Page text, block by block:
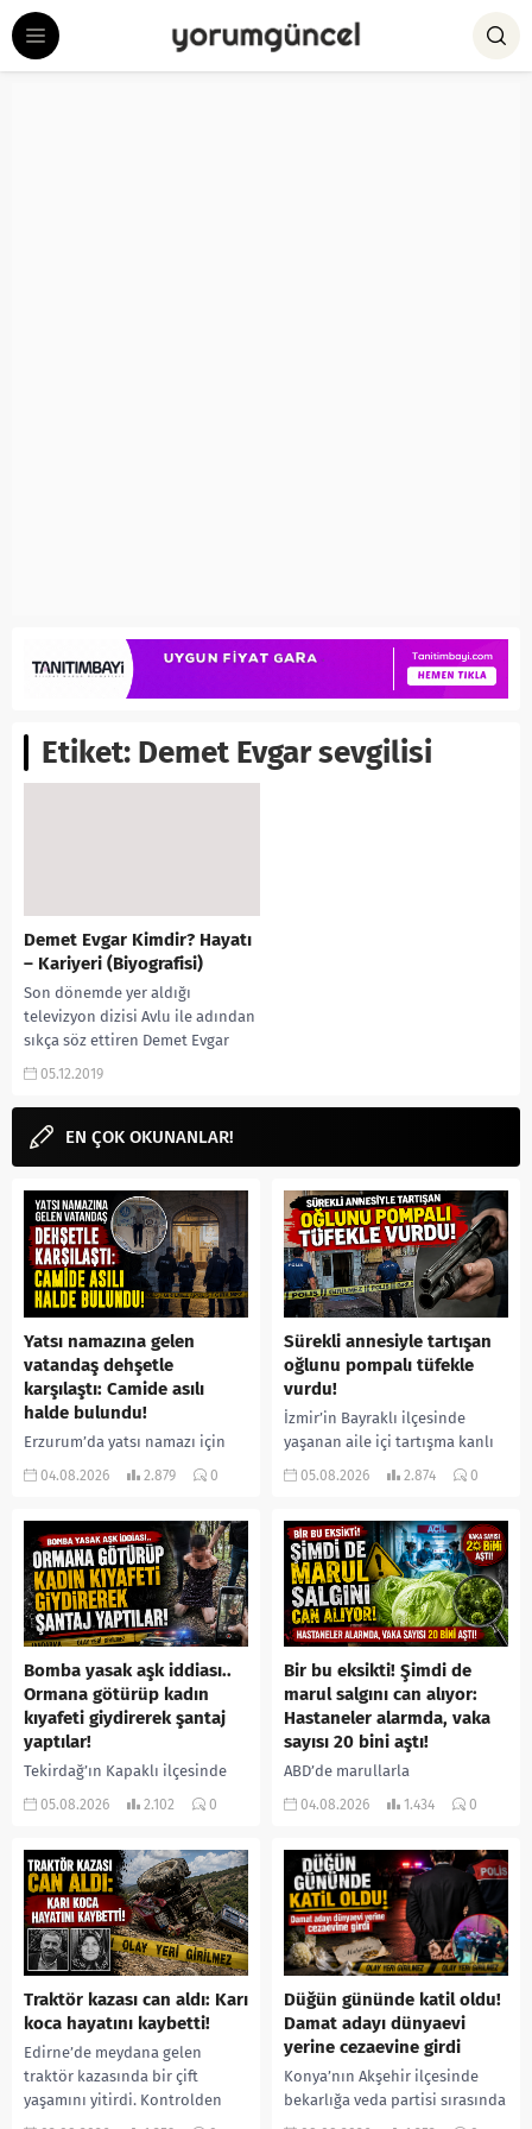
Etiket: Demet Evgar sevgilisi
Demet Evgar Kimdir? Hayatı
– Kariyeri (Biyografisi)
Son dönemde yer aldığı
televizyon dizisi Avlu ile adından
sıkça söz ettiren Demet Evgar
kimdir? soruları merak ediliyor.
05.12.2019
EN ÇOK OKUNANLAR!
Yatsı namazına gelen
vatandaş dehşetle
karşılaştı: Camide asılı
halde bulundu!
Erzurum’da yatsı namazı için
camiye gelen bir vatandaş,
yerine sevk edilen...
04.08.2026 2.879 0
Sürekli annesiyle tartışan
oğlunu pompalı tüfekle
vurdu!
İzmir’in Bayraklı ilçesinde
yaşanan aile içi tartışma kanlı
bitti. İddiaya göre, uzun süredir
05.08.2026 2.874 0
Bomba yasak aşk iddiası..
Ormana götürüp kadın
kıyafeti giydirerek şantaj
yaptılar!
Tekirdağ’ın Kapaklı ilçesinde
bir kişiyi, arkadaşının eşiyle
kadın kıyafetleri giydirdiği,
özür videosu çektirip...
05.08.2026 2.102 0
Bir bu eksikti! Şimdi de
marul salgını can alıyor:
Hastaneler alarmda, vaka
sayısı 20 bini aştı!
ABD’de marullarla
ilişkilendirilen siklospora
salgında vaka sayısının 20 bini
aştığı belirtilirken, sağlık...
04.08.2026 1.434 0
Traktör kazası can aldı: Karı
koca hayatını kaybetti!
Edirne’de meydana gelen
traktör kazasında bir çift
yaşamını yitirdi. Kontrolden
çıkarak devrilen traktörün
Düğün gününde katil oldu!
Damat adayı dünyaevi
yerine cezaevine girdi
Konya’nın Akşehir ilçesinde
bekarlığa veda partisi sırasında
çıkan kavgada bir kişi hayatını